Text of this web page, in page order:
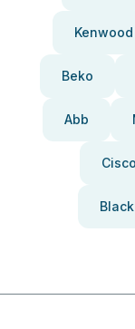
Kenwood
Beko
Abb
Cisco